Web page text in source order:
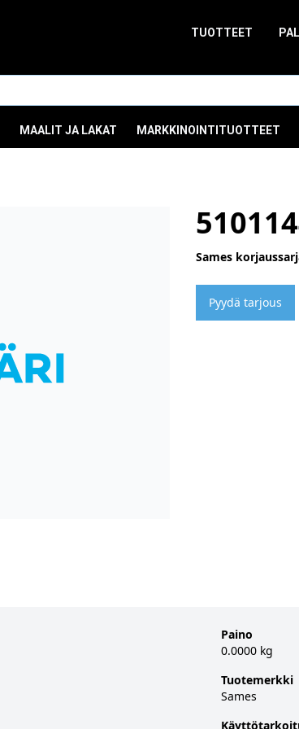
TUOTTEET
MAALIT JA LAKAT MARKKINOINTITUOTTEET
Sames
Pyydä tarjous
Paino
0.0000 kg
Tuotemerkki
Sames